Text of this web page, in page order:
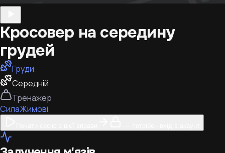
Кросовер на середину
грудей
Груди
Середній
Тренажер
СилаЖимові